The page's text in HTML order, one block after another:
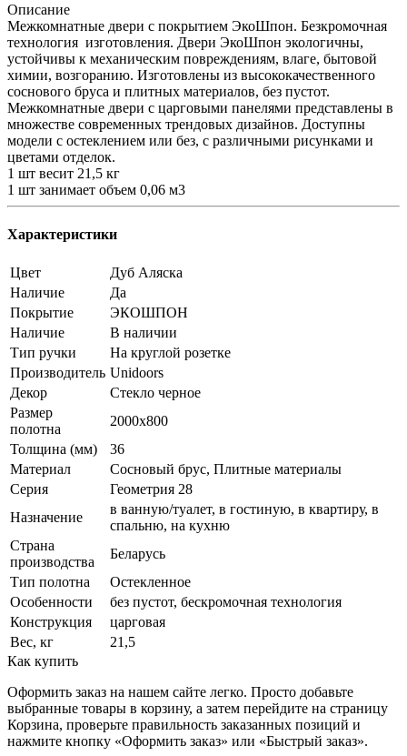
Описание
Межкомнатные двери с покрытием ЭкоШпон. Безкромочная
технология изготовления. Двери ЭкоШпон экологичны,
устойчивы к механическим повреждениям, влаге, бытовой
химии, возгоранию. Изготовлены из высококачественного
соснового бруса и плитных материалов, без пустот.
Межкомнатные двери с царговыми панелями представлены в
множестве современных трендовых дизайнов. Доступны
модели с остеклением или без, с различными рисунками и
цветами отделок.
1 шт весит 21,5 кг
1 шт занимает объем 0,06 м3
Характеристики
Цвет
Дуб Аляска
Наличие
Да
Покрытие
ЭКОШПОН
Наличие
В наличии
Тип ручки
На круглой розетке
Производитель Unidoors
Декор
Стекло черное
Размер
полотна
2000x800
Толщина (мм)
36
Материал
Сосновый брус, Плитные материалы
Серия
Геометрия 28
Назначение
в ванную/туалет, в гостиную, в квартиру, в
спальню, на кухню
Страна
производства
Беларусь
Тип полотна
Остекленное
Особенности
без пустот, бескромочная технология
Конструкция
царговая
Вес, кг
21,5
Как купить
Оформить заказ на нашем сайте легко. Просто добавьте
выбранные товары в корзину, а затем перейдите на страницу
Корзина, проверьте правильность заказанных позиций и
нажмите кнопку «Оформить заказ» или «Быстрый заказ».